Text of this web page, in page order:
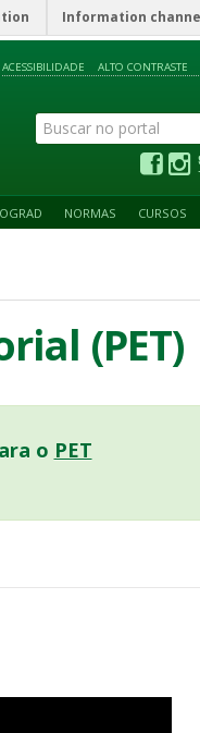
Information
ACESSIBILIDADE ALTO CONTRASTE
NORMAS CURSOS
(PET)
o PET